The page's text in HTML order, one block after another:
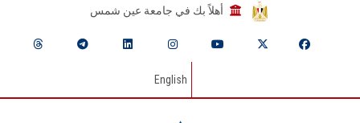
أهلاً بك في جامعة عين شمس
English